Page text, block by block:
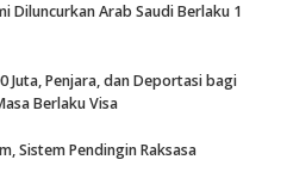
Diluncurkan Arab Saudi Berlaku 1
Juta, Penjara, dan Deportasi bagi
Berlaku Visa
Sistem Pendingin Raksasa